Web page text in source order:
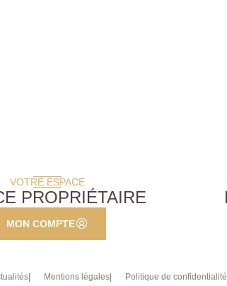
VOTRE ESPACE
PROPRIÉTAIRE
MON COMPTE
Mentions légales Politique de confidentialité